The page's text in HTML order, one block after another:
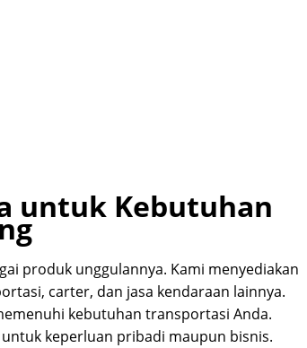
untuk Kebutuhan
produk unggulannya. Kami menyediakan
carter, dan jasa kendaraan lainnya.
kebutuhan transportasi Anda.
keperluan pribadi maupun bisnis.